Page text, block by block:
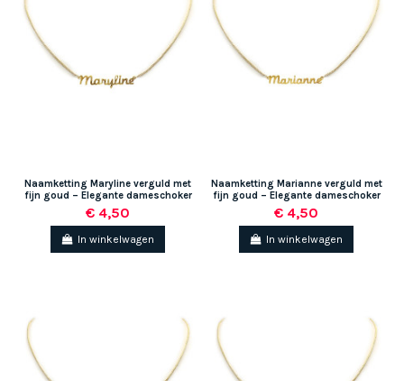
Naamketting Maryline verguld met
fijn goud – Elegante dameschoker
€ 4,50
In winkelwagen
Naamketting Marianne verguld met
fijn goud – Elegante dameschoker
€ 4,50
In winkelwagen